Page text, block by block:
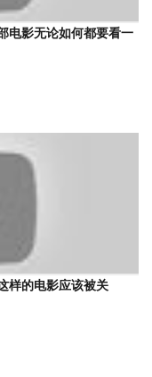
电影无论如何都要看一
样的电影应该被关